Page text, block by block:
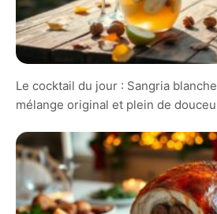
Le cocktail du jour : Sangria
mélange original et plein de